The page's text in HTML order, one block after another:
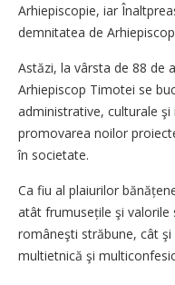
Arhiepiscopie, iar
demnitatea de
Astăzi, la vârsta de 88 de
Arhiepiscop Timotei se
administrative, culturale
promovarea noilor
în societate.
Ca fiu al plaiurilor
atât frumusețile şi valorile
româneşti străbune, cât
multietnică şi